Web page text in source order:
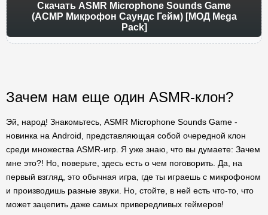
Скачать ASMR Microphone Sounds Game
(АСМР Микрофон Саундс Гейм) [МОД Mega
Pack]
Зачем нам еще один ASMR-клон?
Эй, народ! Знакомьтесь, ASMR Microphone Sounds Game -
новинка на Android, представляющая собой очередной клон
среди множества ASMR-игр. Я уже знаю, что вы думаете: Зачем
мне это?! Но, поверьте, здесь есть о чем поговорить. Да, на
первый взгляд, это обычная игра, где ты играешь с микрофоном
и производишь разные звуки. Но, стойте, в ней есть что-то, что
может зацепить даже самых привередливых геймеров!